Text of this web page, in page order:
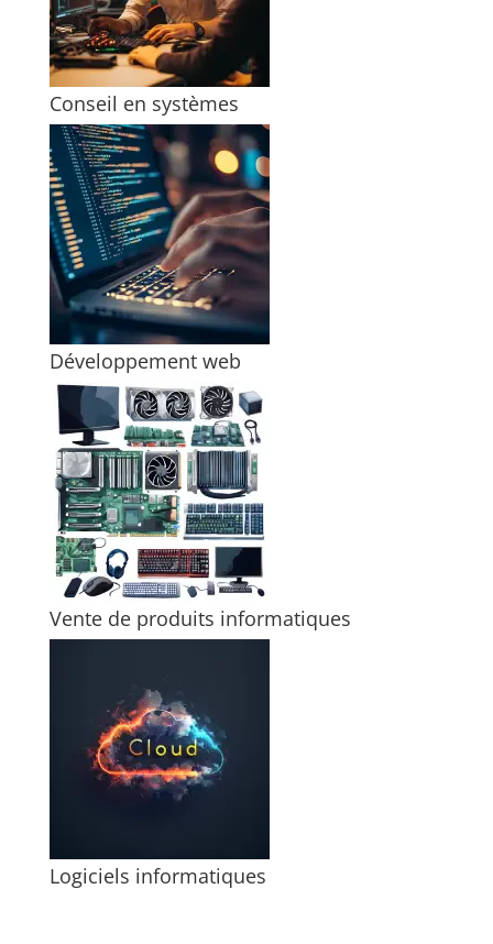
Conseil en systèmes
Développement web
Vente de produits informatiques
Logiciels informatiques